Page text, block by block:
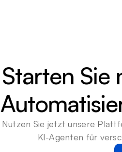
Starten Sie
Nutzen Sie jetzt unsere
KI-Agenten für